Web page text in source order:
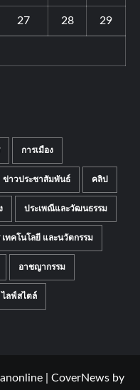
27 28 29
การเมือง
ข่าวประชาสัมพันธ์ คลิป
ประเพณีและวัฒนธรรม
ทคโนโลยี และนวัตกรรม
อาชญากรรม
ไลฟ์สไตล์
CoverNews by